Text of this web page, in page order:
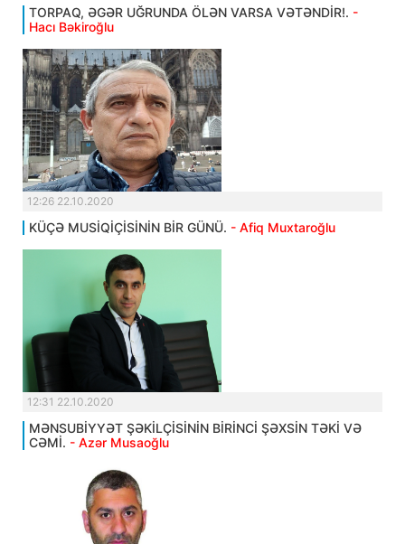
TORPAQ, ƏGƏR UĞRUNDA ÖLƏN VARSA VƏTƏNDİR!. -
Hacı Bəkiroğlu
12:26 22.10.2020
KÜÇƏ MUSİQİÇİSİNİN BİR GÜNÜ. - Afiq Muxtaroğlu
12:31 22.10.2020
MƏNSUBİYYƏT ŞƏKİLÇİSİNİN BİRİNCİ ŞƏXSİN TƏKİ VƏ
CƏMİ. - Azər Musaoğlu